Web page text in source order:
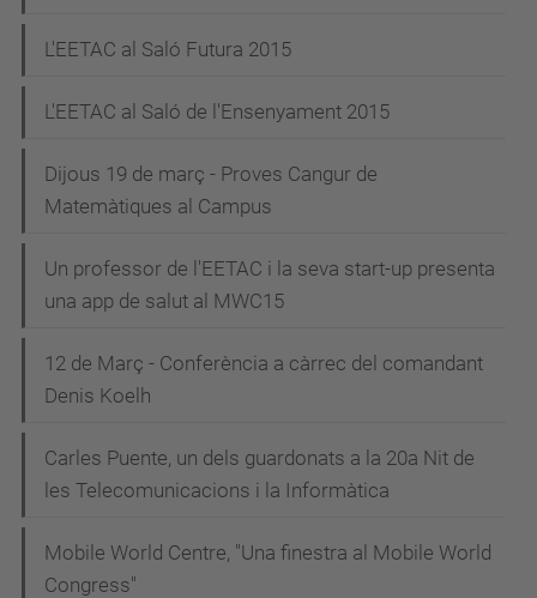
L'EETAC al Saló Futura 2015
L'EETAC al Saló de l'Ensenyament 2015
Dijous 19 de març - Proves Cangur de
Matemàtiques al Campus
Un professor de l'EETAC i la seva start-up presenta
una app de salut al MWC15
12 de Març - Conferència a càrrec del comandant
Denis Koelh
Carles Puente, un dels guardonats a la 20a Nit de
les Telecomunicacions i la Informàtica
Mobile World Centre, "Una finestra al Mobile World
Congress"